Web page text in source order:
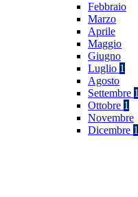
Febbraio
Marzo
Aprile
Maggio
Giugno
Luglio 1
Agosto
Settembre 1
Ottobre 1
Novembre
Dicembre 1